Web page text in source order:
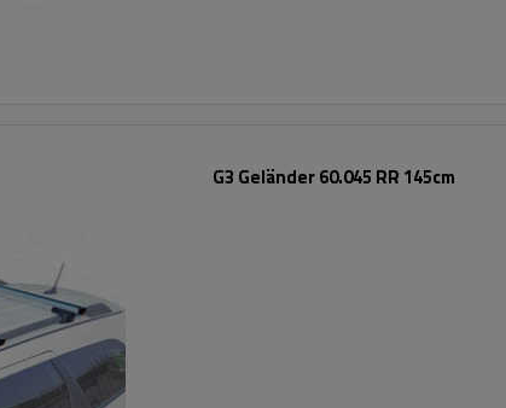
G3 Geländer 60.045 RR 145cm